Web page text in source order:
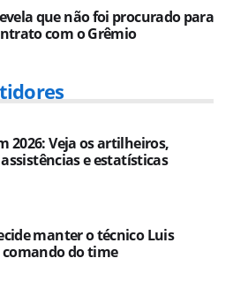
que não foi procurado para
com o Grêmio
2026: Veja os artilheiros,
e estatísticas
manter o técnico Luis
comando do time